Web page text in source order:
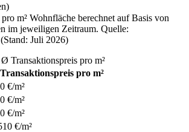
m² Wohnfläche berechnet auf Basis von
im jeweiligen Zeitraum. Quelle:
Juli 2026)
Transaktionspreis pro m²
pro m²
€/m²
€/m²
€/m²
€/m²